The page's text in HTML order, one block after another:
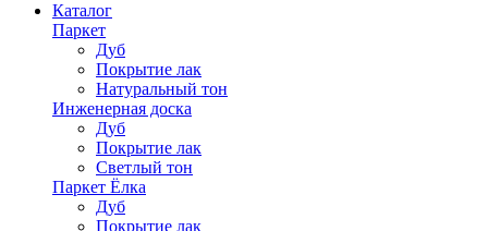
Каталог
Паркет
Дуб
Покрытие лак
Натуральный тон
Инженерная доска
Дуб
Покрытие лак
Светлый тон
Паркет Ёлка
Дуб
Покрытие лак